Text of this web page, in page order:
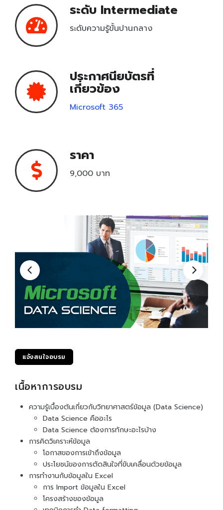
Microsoft Certified Educator
Microsoft Certified Fundamentals
Unity Certified User Certification
Pearson VUE
Learn & Practice
เครื่องมือเรียนรู้
เครื่องมือฝึกฝน
Testing Center
Locations
Become To Certiport
Certiport Authorized Testing Center (CATC)
ระดับ Intermediate
ระดับความรู้ขั้นปานกลาง
ประกาศนียบัตรที่
เกี่ยวข้อง
Microsoft 365
ราคา
9,000 บาท
แจ้งสนใจอบรม
เนื้อหาการอบรม
ความรู้เบื้องต้นเกี่ยวกับวิทยาศาสตร์ข้อมูล (Data Science)
Data Science คืออะไร
Data Science ต้องการทักษะอะไรบ้าง
การคิดวิเคราะห์ข้อมูล
โอกาสของการเข้าถึงข้อมูล
ประโยชน์ของการตัดสินใจที่ขับเคลื่อนด้วยข้อมูล
การทำงานกับข้อมูลใน Excel
การ Import ข้อมูลใน Excel
โครงสร้างของข้อมูล